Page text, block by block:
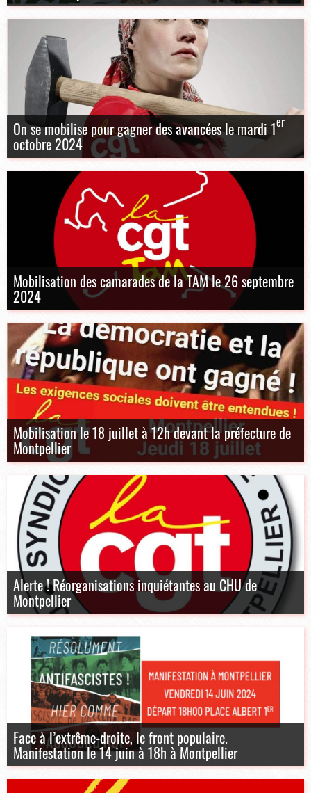
On se mobilise pour gagner des avancées le mardi 1er
octobre 2024
Mobilisation des camarades de la TAM le 26 septembre
2024
Mobilisation le 18 juillet à 12h devant la préfecture de
Montpellier
Alerte ! Réorganisations inquiétantes au CHU de
Montpellier
Face à l’extrême-droite, le front populaire.
Manifestation le 14 juin à 18h à Montpellier